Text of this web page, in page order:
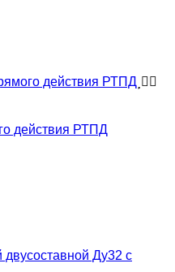
действия РТПД